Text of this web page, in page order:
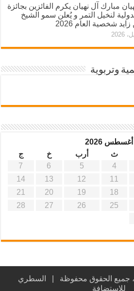
مبارك آل نهيان يكرم الفائزين بجائزة
لنخيل التمر و يُعلن سمو الشيخ
شخصية العام 2026
وتربوية
أغسطس 2026
ث أرب خ
ج
4
5
6
7
11
12
13
14
18
19
20
21
25
26
27
28
السطري
للاستضافة